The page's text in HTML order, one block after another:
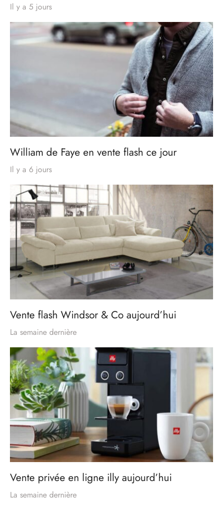
Il y a 5 jours
William de Faye en vente flash ce jour
Il y a 6 jours
Vente flash Windsor & Co aujourd’hui
La semaine dernière
Vente privée en ligne illy aujourd’hui
La semaine dernière